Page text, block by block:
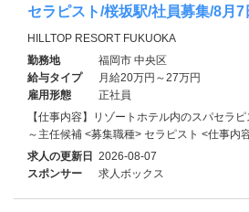
セラピスト/桜坂駅/社員募集/8月7
HILLTOP RESORT FUKUOKA
勤務地
福岡市 中央区
給与タイプ
月給20万円～27万円
雇用形態
正社員
【仕事内容】リゾートホテル内のスパセラ
～主任候補 <募集職種> セラピスト <仕事内
求人の更新日 2026-08-07
スポンサー
求人ボックス